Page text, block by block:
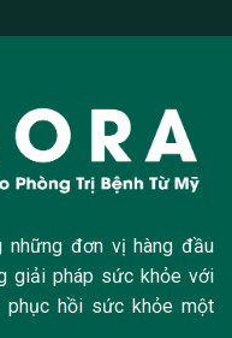
những đơn vị hàng đầu
giải pháp sức khỏe với
hồi sức khỏe một